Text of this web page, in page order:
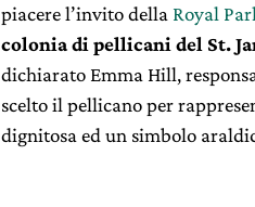
piacere l’invito della Royal
colonia di pellicani del St.
dichiarato Emma Hill,
scelto il pellicano per
dignitosa ed un simbolo